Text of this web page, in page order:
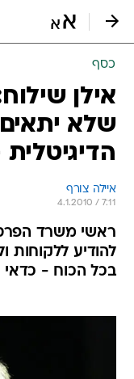
כסף
אילן
שלא
איילה צורף
4.1.2010 / 7:11
ראשי משרד
להודיע ללקוחות
בכל הכוח - כדאי